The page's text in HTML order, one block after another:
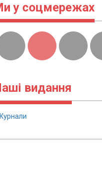
у соцмережах
видання